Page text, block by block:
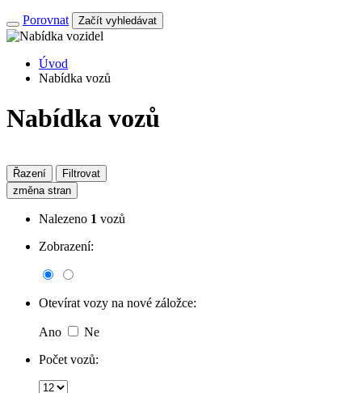
Porovnat Začít vyhledávat
Úvod
Nabídka vozů
Nabídka vozů
Řazení
Filtrovat
změna stran
Nalezeno 1 vozů
Zobrazení:
Otevírat vozy na nové záložce:
Ano
Ne
Počet vozů: